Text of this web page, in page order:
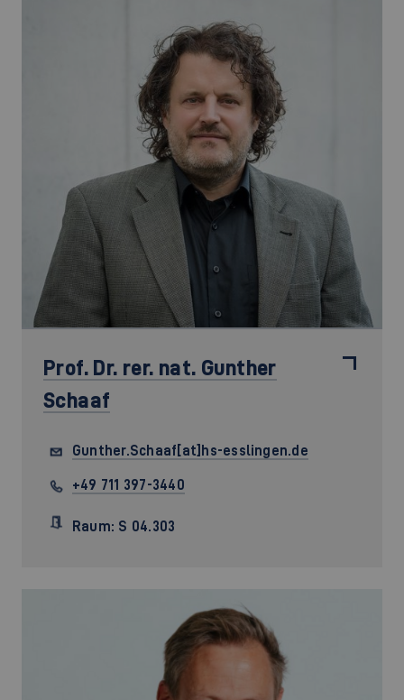
Prof. Dr. rer. nat. Gunther
Schaaf
Gunther.Schaaf[at]hs-esslingen.de
+49 711 397-3440
Raum: S 04.303